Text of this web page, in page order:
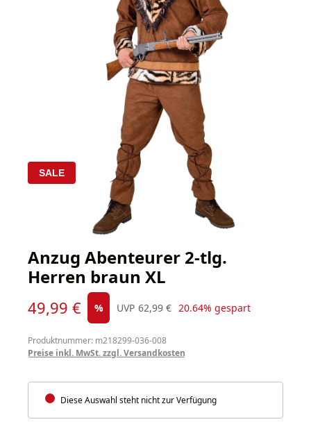
SALE
Anzug Abenteurer 2-tlg.
Herren braun XL
Verkaufspreis:
49,99 € % UVP
Regulärer Preis:
62,99 € 20.64% gespart
Produktnummer: m218299-036-008
Preise inkl. MwSt. zzgl. Versandkosten
Diese Auswahl steht nicht zur Verfügung